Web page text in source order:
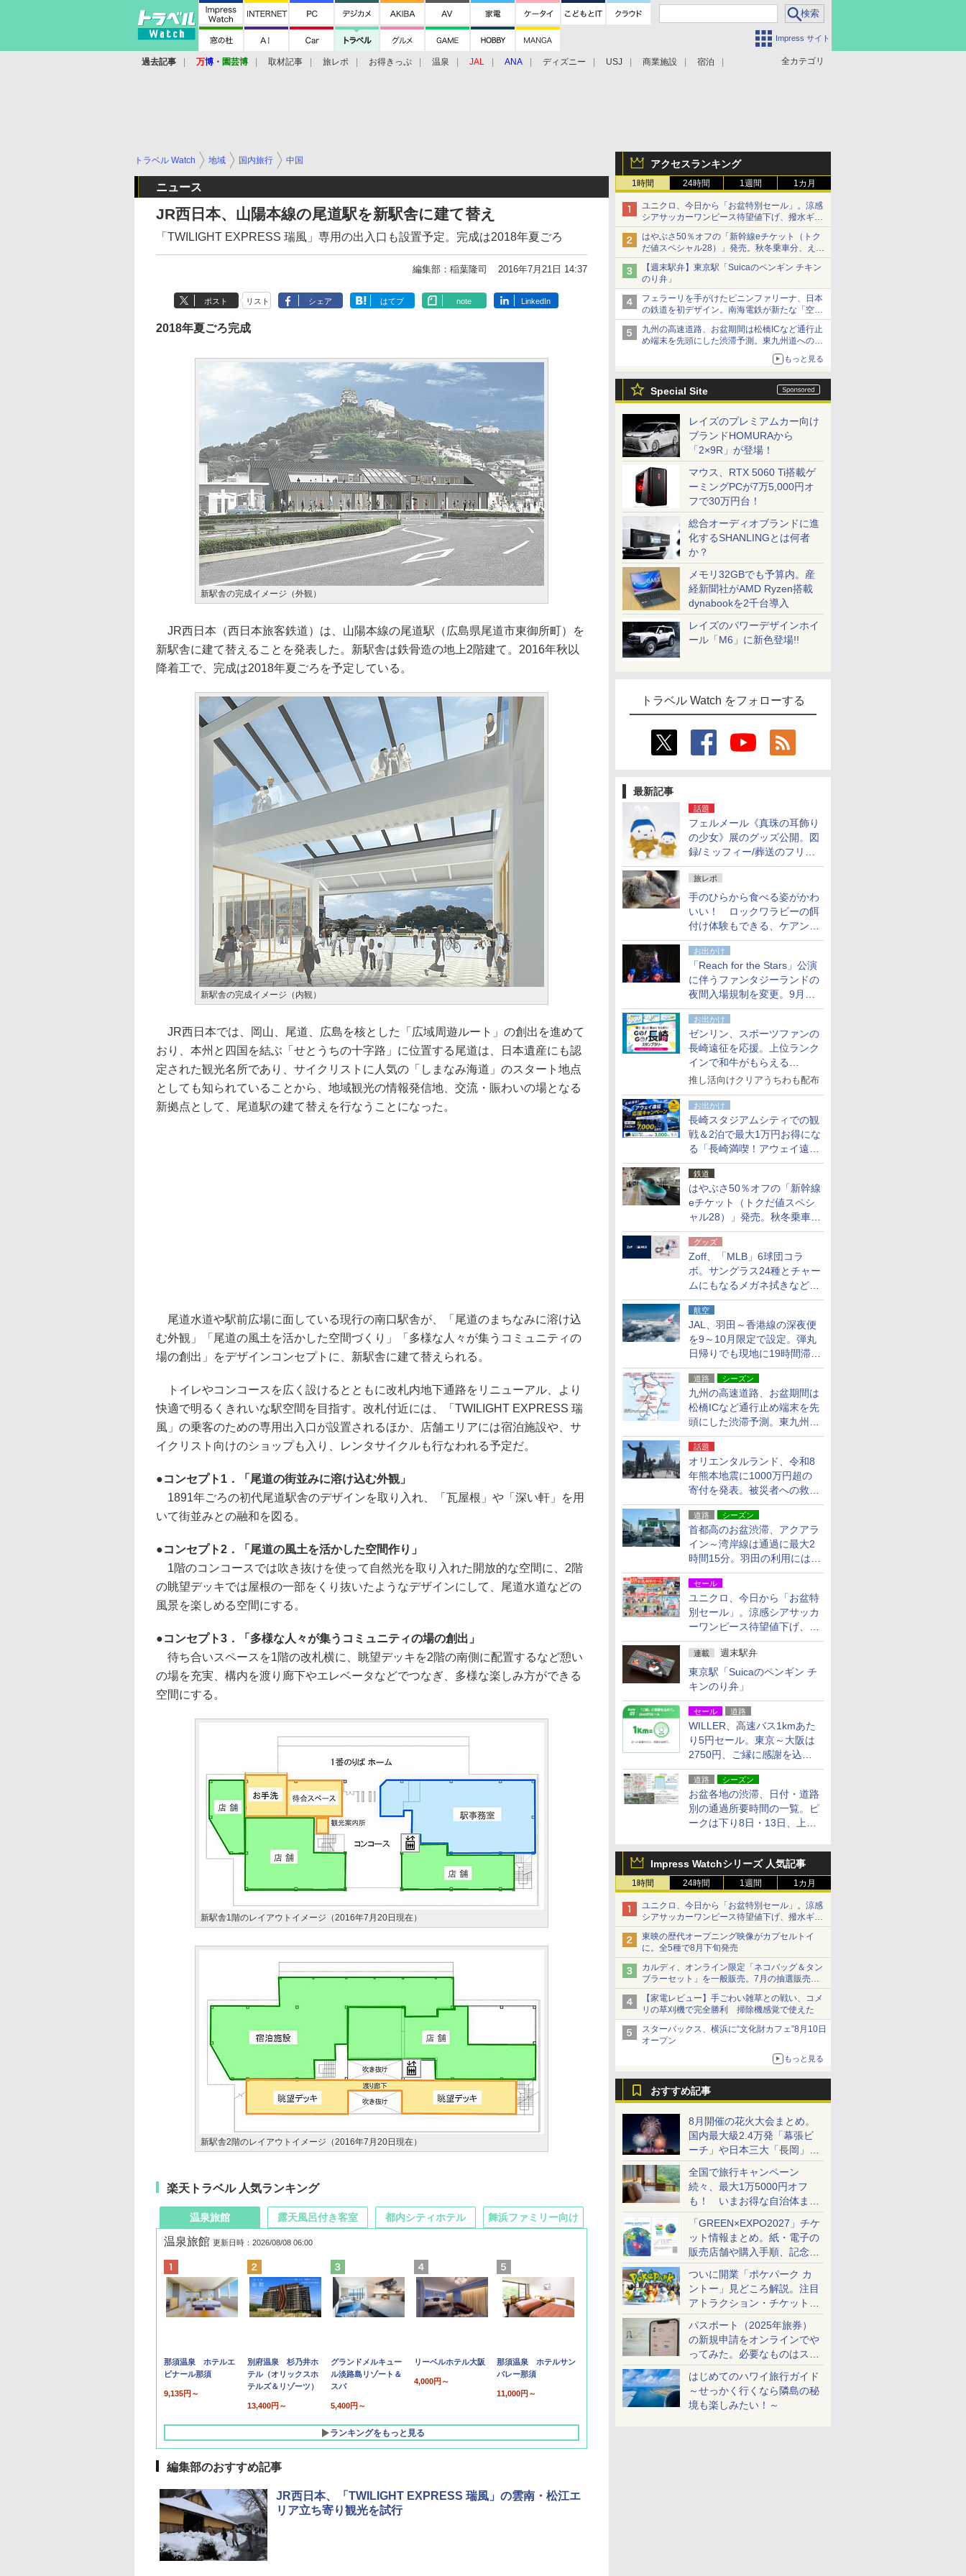
Impress サイト
全カテゴリ
過去記事 万博 ・ 園芸博 取材記事 旅レポ お得きっぷ 温泉 JAL ANA ディズニー USJ 商業施設 宿泊
アクセスランキング
1時間 24時間 1週間 1カ月
ユニクロ、今日から「お盆特別セール」。涼感
シアサッカーワンピース待望値下げ、撥水ギア
ショーツは1990円に
はやぶさ50％オフの「新幹線eチケット（トク
だ値スペシャル28）」発売。秋冬乗車分、えき
ねっと限定
【週末駅弁】東京駅「Suicaのペンギン チキン
のり弁」
フェラーリを手がけたピニンファリーナ、日本
の鉄道を初デザイン。南海電鉄が新たな「空港
特急」をなにわ筋線へ導入
九州の高速道路、お盆期間は松橋ICなど通行止
め端末を先頭にした渋滞予測。東九州道への迂
もっと見る
Special Site
レイズのプレミアムカー向け
ブランドHOMURAから
「2×9R」が登場！
マウス、RTX 5060 Ti搭載ゲ
ーミングPCが7万5,000円オ
フで30万円台！
総合オーディオブランドに進
化するSHANLINGとは何者
か？
メモリ32GBでも予算内。産
経新聞社がAMD Ryzen搭載
dynabookを2千台導入
レイズのパワーデザインホイ
ール「M6」に新色登場!!
トラベル Watch をフォローする
最新記事
話題
フェルメール《真珠の耳飾り
の少女》展のグッズ公開。図
録/ミッフィー/葬送のフリー
レンほか、注目ブランドコラ
ボが実現
旅レポ
手のひらから食べる姿がかわ
いい！ ロックワラビーの餌
付け体験もできる、ケアンズ
でアサートン高原の日本語ガ
イド付きツアーに参加してみ
た
お出かけ
「Reach for the Stars」公演
に伴うファンタジーランドの
夜間入場規制を変更。9月か
ら18時50分～20時ごろに
お出かけ
ゼンリン、スポーツファンの
長崎遠征を応援。上位ランク
インで和牛がもらえる
「GO！GO！長崎スタンプラ
推し活向けクリアうちわも配布
お出かけ
長崎スタジアムシティでの観
戦＆2泊で最大1万円お得にな
る「長崎満喫！アウェイ遠征
応援キャンペーン」
鉄道
はやぶさ50％オフの「新幹線
eチケット（トクだ値スペシ
ャル28）」発売。秋冬乗車
分、えきねっと限定
グッズ
Zoff、「MLB」6球団コラ
ボ。サングラス24種とチャー
ムにもなるメガネ拭きなど雑
貨24種
航空
JAL、羽田～香港線の深夜便
を9～10月限定で設定。弾丸
日帰りでも現地に19時間滞在
できる
道路 シーズン
九州の高速道路、お盆期間は
松橋ICなど通行止め端末を先
頭にした渋滞予測。東九州道
への迂回は料金調整を実施
話題
オリエンタルランド、令和8
年熊本地震に1000万円超の
寄付を発表。被災者への救援
活動・復旧支援
道路 シーズン
首都高のお盆渋滞、アクアラ
イン～湾岸線は通過に最大2
時間15分。羽田の利用には
「空港西出口」の利用検討を
セール
ユニクロ、今日から「お盆特
別セール」。涼感シアサッカ
ーワンピース待望値下げ、撥
水ギアショーツは1990円に
連載 週末駅弁
東京駅「Suicaのペンギン チ
キンのり弁」
セール 道路
WILLER、高速バス1kmあた
り5円セール。東京～大阪は
2750円、ご縁に感謝を込め
た20周年記念キャンペーン
道路 シーズン
お盆各地の渋滞、日付・道路
別の通過所要時間の一覧。ピ
ークは下り8日・13日、上り
Impress Watchシリーズ 人気記事
1時間 24時間 1週間 1カ月
ユニクロ、今日から「お盆特別セール」。涼感
シアサッカーワンピース待望値下げ、撥水ギア
ショーツは1990円に
東映の歴代オープニング映像がカプセルトイ
に。全5種で8月下旬発売
カルディ、オンライン限定「ネコバッグ＆タン
ブラーセット」を一般販売。7月の抽選販売の
当選無効分
【家電レビュー】手ごわい雑草との戦い、コメ
リの草刈機で完全勝利 掃除機感覚で使えた
スターバックス、横浜に“文化財カフェ”8月10日
オープン
もっと見る
おすすめ記事
8月開催の花火大会まとめ。
国内最大級2.4万発「幕張ビ
ーチ」や日本三大「長岡」な
ど大型イベント目白押し！
全国で旅行キャンペーン
続々、最大1万5000円オフ
も！ いまお得な自治体まと
め
「GREEN×EXPO2027」チケ
ット情報まとめ。紙・電子の
販売店舗や購入手順、記念チ
ケットも解説
ついに開業「ポケパーク カ
ントー」見どころ解説。注目
アトラクション・チケット手
配・来場前に必要な準備は？
パスポート（2025年旅券）
の新規申請をオンラインでや
ってみた。必要なものはスマ
ホとマイナカードのみ
はじめてのハワイ旅行ガイド
～せっかく行くなら隣島の秘
境も楽しみたい！～
トラベル Watch 地域 国内旅行 中国
ニュース
JR西日本、山陽本線の尾道駅を新駅舎に建て替え
「TWILIGHT EXPRESS 瑞風」専用の出入口も設置予定。完成は2018年夏ごろ
編集部：稲葉隆司 2016年7月21日 14:37
ポスト リスト シェア はてブ note LinkedIn
2018年夏ごろ完成
新駅舎の完成イメージ（外観）
JR西日本（西日本旅客鉄道）は、山陽本線の尾道駅（広島県尾道市東御所町）を
新駅舎に建て替えることを発表した。新駅舎は鉄骨造の地上2階建て。2016年秋以
降着工で、完成は2018年夏ごろを予定している。
新駅舎の完成イメージ（内観）
JR西日本では、岡山、尾道、広島を核とした「広域周遊ルート」の創出を進めて
おり、本州と四国を結ぶ「せとうちの十字路」に位置する尾道は、日本遺産にも認
定された観光名所であり、サイクリストに人気の「しまなみ海道」のスタート地点
としても知られていることから、地域観光の情報発信地、交流・賑わいの場となる
新拠点として、尾道駅の建て替えを行なうことになった。
尾道水道や駅前広場に面している現行の南口駅舎が、「尾道のまちなみに溶け込
む外観」「尾道の風土を活かした空間づくり」「多様な人々が集うコミュニティの
場の創出」をデザインコンセプトに、新駅舎に建て替えられる。
トイレやコンコースを広く設けるとともに改札内地下通路をリニューアル、より
快適で明るくきれいな駅空間を目指す。改札付近には、「TWILIGHT EXPRESS 瑞
風」の乗客のための専用出入口が設置されるほか、店舗エリアには宿泊施設や、サ
イクリスト向けのショップも入り、レンタサイクルも行なわれる予定だ。
コンセプト1．「尾道の街並みに溶け込む外観」
1891年ごろの初代尾道駅舎のデザインを取り入れ、「瓦屋根」や「深い軒」を用
いて街並みとの融和を図る。
コンセプト2．「尾道の風土を活かした空間作り」
1階のコンコースでは吹き抜けを使って自然光を取り入れた開放的な空間に、2階
の眺望デッキでは屋根の一部をくり抜いたようなデザインにして、尾道水道などの
風景を楽しめる空間にする。
コンセプト3．「多様な人々が集うコミュニティの場の創出」
待ち合いスペースを1階の改札横に、眺望デッキを2階の南側に配置するなど憩い
の場を充実、構内を渡り廊下やエレベータなどでつなぎ、多様な楽しみ方ができる
空間にする。
新駅舎1階のレイアウトイメージ（2016年7月20日現在）
新駅舎2階のレイアウトイメージ（2016年7月20日現在）
楽天トラベル 人気ランキング
温泉旅館
温泉旅館 更新日時：2026/08/08 06:00
那須温泉 ホテルエ
ピナール那須
9,135円～
別府温泉 杉乃井ホ
テル（オリックスホ
テルズ＆リゾーツ）
13,400円～
グランドメルキュー
ル淡路島リゾート＆
スパ
5,400円～
リーベルホテル大阪
4,000円～
那須温泉 ホテルサン
バレー那須
11,000円～
ランキングをもっと見る
露天風呂付き客室 都内シティホテル 舞浜ファミリー向け
編集部のおすすめ記事
JR西日本、「TWILIGHT EXPRESS 瑞風」の雲南・松江エ
リア立ち寄り観光を試行